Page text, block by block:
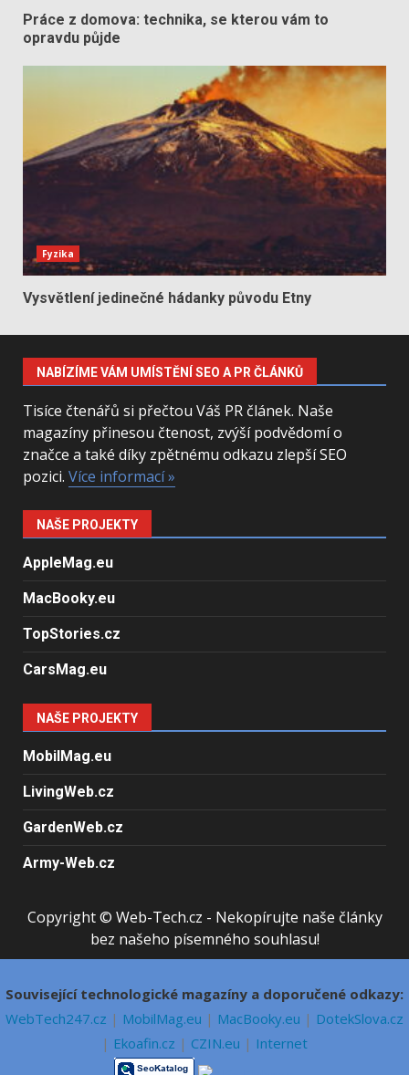
Práce z domova: technika, se kterou vám to
opravdu půjde
Fyzika
Vysvětlení jedinečné hádanky původu Etny
NABÍZÍME VÁM UMÍSTĚNÍ SEO A PR ČLÁNKŮ
Tisíce čtenářů si přečtou Váš PR článek. Naše
magazíny přinesou čtenost, zvýší podvědomí o
značce a také díky zpětnému odkazu zlepší SEO
pozici. Více informací »
NAŠE PROJEKTY
AppleMag.eu
MacBooky.eu
TopStories.cz
CarsMag.eu
NAŠE PROJEKTY
MobilMag.eu
LivingWeb.cz
GardenWeb.cz
Army-Web.cz
Copyright © Web-Tech.cz - Nekopírujte naše články
bez našeho písemného souhlasu!
Související technologické magazíny a doporučené odkazy:
WebTech247.cz | MobilMag.eu | MacBooky.eu | DotekSlova.cz
| Ekoafin.cz | CZIN.eu | Internet